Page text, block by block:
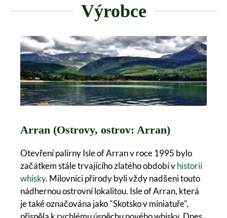
Výrobce
Arran (Ostrovy, ostrov: Arran)
Otevření palírny Isle of Arran v roce 1995 bylo
začátkem stále trvajícího zlatého období vhistorii
whisky. Milovníci přírody byli vždy nadšeni touto
nádhernou ostrovní lokalitou. Isle of Arran, která
je také označována jako "Skotsko v miniatuře",